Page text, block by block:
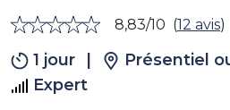
8,83/10 (12 avis)
1 jour Présentiel
Expert